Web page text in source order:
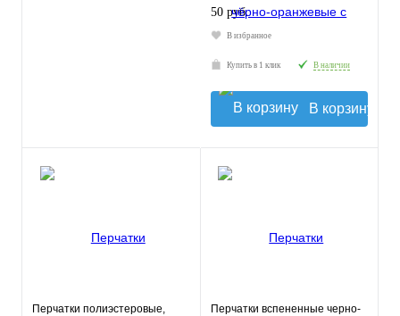
50 руб.
В избранное
Купить в 1 клик В наличии
В корзину
Перчатки полиэстеровые,
Перчатки вспененные черно-